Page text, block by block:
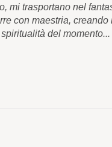
mi trasportano nel
con maestria, creando
del